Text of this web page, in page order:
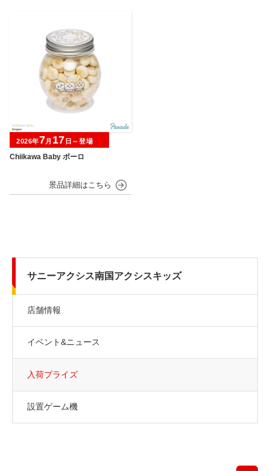
Chiikawa Baby ボーロ
2026年7月 17 日～登場
サニーアクシス南国アクシスキッズ
店舗情報
イベント&ニュース
入荷プライズ
設置ゲーム機